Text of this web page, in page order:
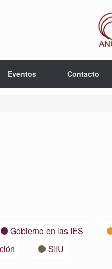
Eventos Contacto
Gobierno en las IES
SIIU